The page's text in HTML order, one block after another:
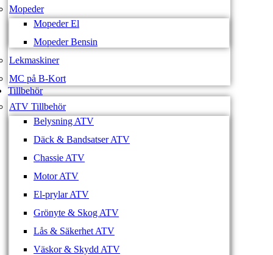
Mopeder
Mopeder El
Mopeder Bensin
Lekmaskiner
MC på B-Kort
Tillbehör
ATV Tillbehör
Belysning ATV
Däck & Bandsatser ATV
Chassie ATV
Motor ATV
El-prylar ATV
Grönyte & Skog ATV
Lås & Säkerhet ATV
Väskor & Skydd ATV